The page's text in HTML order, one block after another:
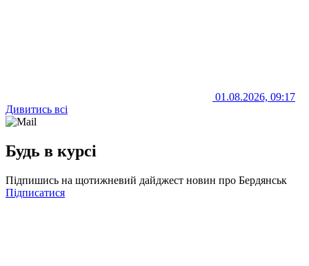
01.08.2026, 09:17
Дивитись всі
Будь в курсі
Підпишись на щотижневий дайджест новин про Бердянськ
Підписатися